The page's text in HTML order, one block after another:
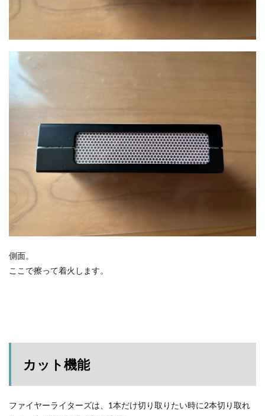
側面。
ここで擦って着火します。
カット機能
ファイヤーライターズは、1本だけ切り取りたい時に2本切り取れ